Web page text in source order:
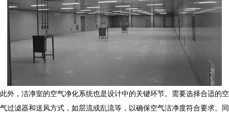
此外，洁净室的空气净化系统也是设计中的关键环节。需要选择合适的空
气过滤器和送风方式，如层流或乱流等，以确保空气洁净度符合要求。同